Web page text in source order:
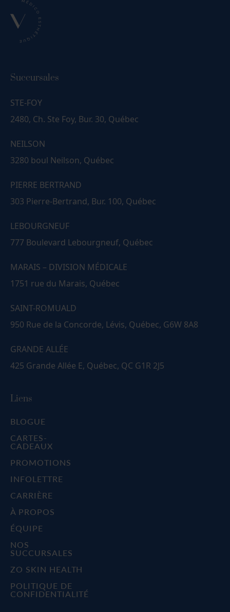
Succursales
STE-FOY
2480, Ch. Ste Foy, Bur. 30, Québec
NEILSON
3280 boul Neilson, Québec
PIERRE BERTRAND
303 Pierre-Bertrand, Bur. 100, Québec
LEBOURGNEUF
777 Boulevard Lebourgneuf, Québec
MARAIS – DIVISION MÉDICALE
1751 rue du Marais, Québec
SAINT-ROMUALD
950 Rue de la Concorde, Lévis, Québec, G6W 8A8
GRANDE ALLÉE
425 Grande Allée E, Québec, QC G1R 2J5
Liens
BLOGUE
CARTES-
CADEAUX
PROMOTIONS
INFOLETTRE
CARRIÈRE
À PROPOS
ÉQUIPE
NOS
SUCCURSALES
ZO SKIN HEALTH
POLITIQUE DE
CONFIDENTIALITÉ